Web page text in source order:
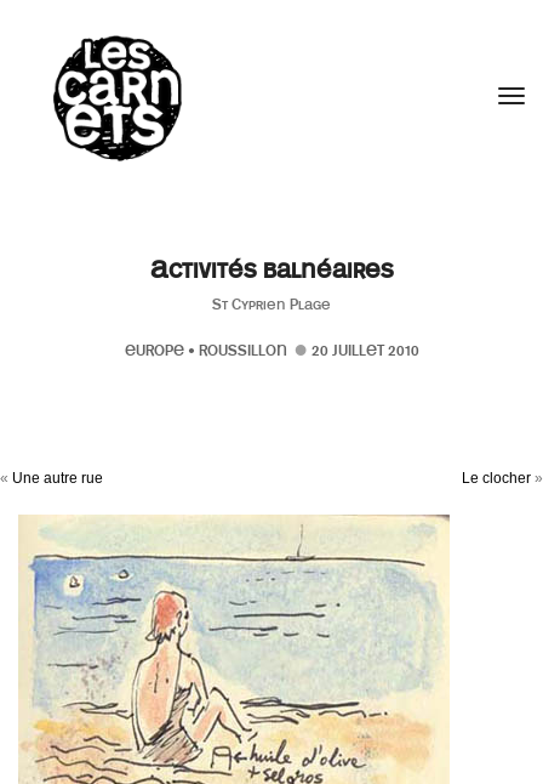
Activités balnéaires
St Cyprien Plage
EUROPE• ROUSSILLON 20 JUILLET 2010
« Une autre rue Le clocher »